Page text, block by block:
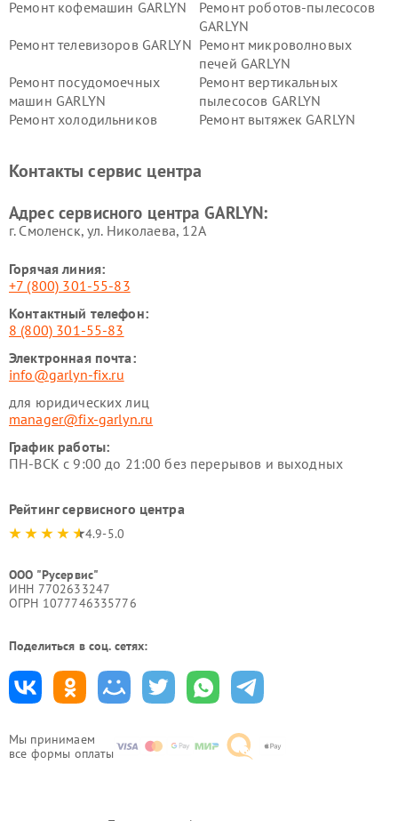
Мы принимаем
все формы оплаты
Ремонт кофемашин GARLYN
Ремонт роботов-пылесосов
GARLYN
Ремонт телевизоров GARLYN Ремонт микроволновых
печей GARLYN
Ремонт посудомоечных
машин GARLYN
Ремонт вертикальных
пылесосов GARLYN
Ремонт холодильников
Ремонт вытяжек GARLYN
стеклоочистителей GARLYN
GARLYN
GARLYN
Контакты сервис центра
Адрес сервисного центра GARLYN:
г. Смоленск, ул. Николаева, 12А
Горячая линия:
+7 (800) 301-55-83
Контактный телефон:
8 (800) 301-55-83
Электронная почта:
info@garlyn-fix.ru
для юридических лиц
manager@fix-garlyn.ru
График работы:
ПН-ВСК с 9:00 до 21:00 без перерывов и выходных
Рейтинг сервисного центра
4.9-5.0
ООО "Русервис"
ИНН 7702633247
ОГРН 1077746335776
Поделиться в соц. сетях: